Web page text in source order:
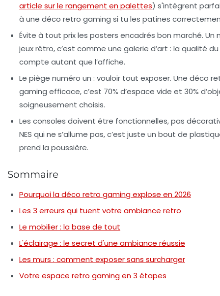
article sur le rangement en palettes) s'intègrent
à une déco retro gaming si tu les patines
Évite à tout prix les posters encadrés bon marché. Un
jeux rétro, c’est comme une galerie d’art : la qualité
compte autant que l’affiche.
Le piège numéro un : vouloir tout exposer. Une déco
gaming efficace, c’est 70% d’espace vide et 30%
soigneusement choisis.
Les consoles doivent être fonctionnelles, pas
NES qui ne s’allume pas, c’est juste un bout de
prend la poussière.
Sommaire
Pourquoi la déco retro gaming explose en 2026
Les 3 erreurs qui tuent votre ambiance retro
Le mobilier : la base de tout
L'éclairage : le secret d'une ambiance réussie
Les murs : comment exposer sans surcharger
Votre espace retro gaming en 3 étapes